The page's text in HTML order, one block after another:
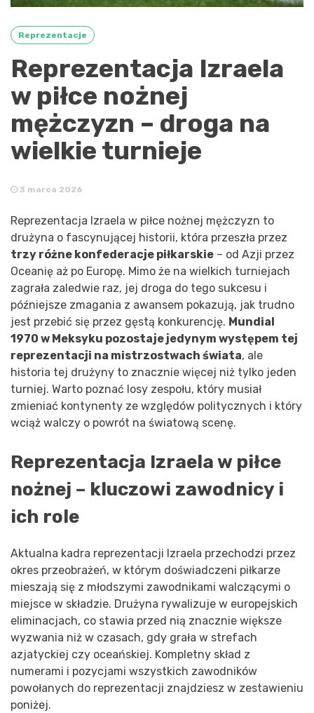
Reprezentacje
Reprezentacja Izraela
w piłce nożnej
mężczyzn – droga na
wielkie turnieje
3 marca 2026
Reprezentacja Izraela w piłce nożnej mężczyzn to
drużyna o fascynującej historii, która przeszła przez
trzy różne konfederacje piłkarskie – od Azji przez
Oceanię aż po Europę. Mimo że na wielkich turniejach
zagrała zaledwie raz, jej droga do tego sukcesu i
późniejsze zmagania z awansem pokazują, jak trudno
jest przebić się przez gęstą konkurencję. Mundial
1970 w Meksyku pozostaje jedynym występem tej
reprezentacji na mistrzostwach świata, ale
historia tej drużyny to znacznie więcej niż tylko jeden
turniej. Warto poznać losy zespołu, który musiał
zmieniać kontynenty ze względów politycznych i który
wciąż walczy o powrót na światową scenę.
Reprezentacja Izraela w piłce
nożnej – kluczowi zawodnicy i
ich role
Aktualna kadra reprezentacji Izraela przechodzi przez
okres przeobrażeń, w którym doświadczeni piłkarze
mieszają się z młodszymi zawodnikami walczącymi o
miejsce w składzie. Drużyna rywalizuje w europejskich
eliminacjach, co stawia przed nią znacznie większe
wyzwania niż w czasach, gdy grała w strefach
azjatyckiej czy oceańskiej. Kompletny skład z
numerami i pozycjami wszystkich zawodników
powołanych do reprezentacji znajdziesz w zestawieniu
poniżej.